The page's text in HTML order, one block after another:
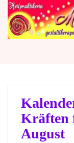
Kräften
August